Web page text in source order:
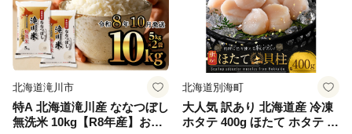
北海道滝川市
特A 北海道滝川産 ななつぼし
無洗米 10kg【R8年産】お米
北海道別海町
大人気 訳あり 北海道産 冷凍
ホタテ 400g ほたて ホタテ 帆